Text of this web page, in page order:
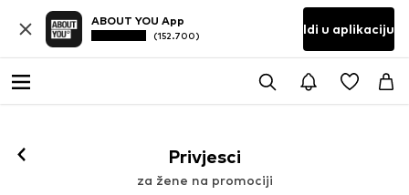
ABOUT YOU App
(152.700) Idi u aplikaciju
Privjesci
za žene na promociji